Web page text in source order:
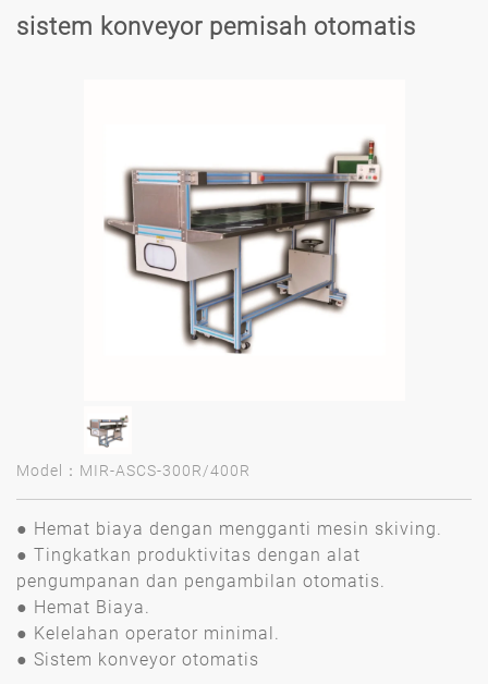
sistem konveyor pemisah otomatis
Model：MIR-ASCS-300R/400R
● Hemat biaya dengan mengganti mesin skiving.
● Tingkatkan produktivitas dengan alat
pengumpanan dan pengambilan otomatis.
● Hemat Biaya.
● Kelelahan operator minimal.
● Sistem konveyor otomatis